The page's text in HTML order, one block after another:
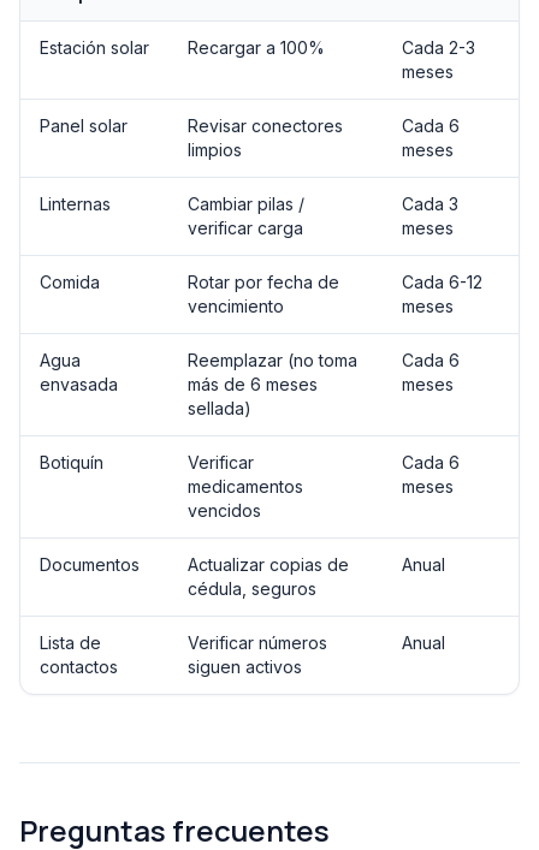
Estación solar Recargar a 100%
Cada 2-3
meses
Panel solar
Revisar conectores
limpios
Cada 6
meses
Linternas
Cambiar pilas /
verificar carga
Cada 3
meses
Comida
Rotar por fecha de
vencimiento
Cada 6-12
meses
Agua
envasada
Reemplazar (no toma
más de 6 meses
sellada)
Cada 6
meses
Botiquín
Verificar
medicamentos
vencidos
Cada 6
meses
Documentos
Actualizar copias de
cédula, seguros
Anual
Lista de
contactos
Verificar números
siguen activos
Anual
Preguntas frecuentes